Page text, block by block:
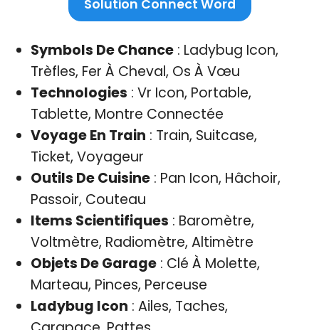
Solution Connect Word
Symbols De Chance: Ladybug Icon,
Trèfles, Fer À Cheval, Os À Vœu
Technologies : Vr Icon, Portable,
Tablette, Montre Connectée
Voyage En Train : Train, Suitcase,
Ticket, Voyageur
Outils De Cuisine: Pan Icon, Hâchoir,
Passoir, Couteau
Items Scientifiques : Baromètre,
Voltmètre, Radiomètre, Altimètre
Objets De Garage: Clé À Molette,
Marteau, Pinces, Perceuse
Ladybug Icon : Ailes, Taches,